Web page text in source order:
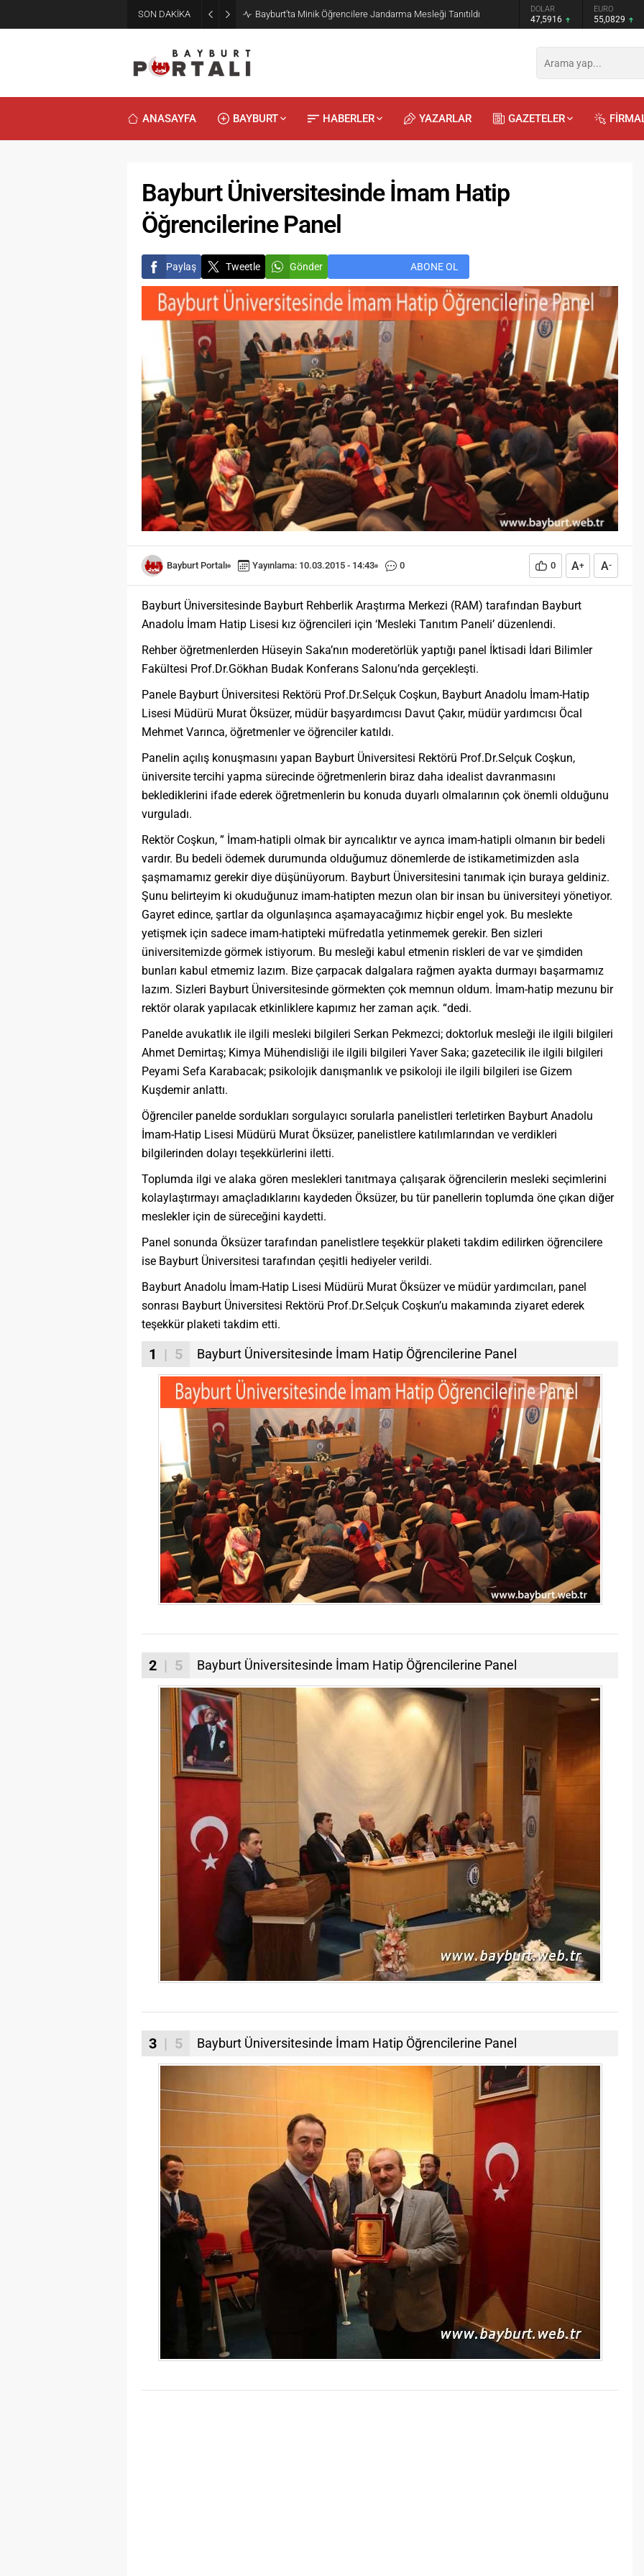
SON DAKİKA Bayburt’ta Minik Öğrencilere Jandarma Mesleği TanıtıldıGRAM ALTIN
6.521,34
DOLAR
47,5916
EURO
55,0829
ANASAYFA BAYBURT HABERLER YAZARLAR GAZETELER
Bayburt Üniversitesinde İmam Hatip
Öğrencilerine Panel
Paylaş Tweetle Gönder ABONE OL
Bayburt Portalı Yayınlama: 10.03.2015 - 14:43 0 0 A+ A-
Bayburt Üniversitesinde Bayburt Rehberlik Araştırma Merkezi (RAM) tarafından Bayburt
Anadolu İmam Hatip Lisesi kız öğrencileri için ‘Mesleki Tanıtım Paneli’ düzenlendi.
Rehber öğretmenlerden Hüseyin Saka’nın moderetörlük yaptığı panel İktisadi İdari Bilimler
Fakültesi Prof.Dr.Gökhan Budak Konferans Salonu’nda gerçekleşti.
Panele Bayburt Üniversitesi Rektörü Prof.Dr.Selçuk Coşkun, Bayburt Anadolu İmam-Hatip
Lisesi Müdürü Murat Öksüzer, müdür başyardımcısı Davut Çakır, müdür yardımcısı Öcal
Mehmet Varınca, öğretmenler ve öğrenciler katıldı.
Panelin açılış konuşmasını yapan Bayburt Üniversitesi Rektörü Prof.Dr.Selçuk Coşkun,
üniversite tercihi yapma sürecinde öğretmenlerin biraz daha idealist davranmasını
beklediklerini ifade ederek öğretmenlerin bu konuda duyarlı olmalarının çok önemli olduğunu
vurguladı.
Rektör Coşkun, ” İmam-hatipli olmak bir ayrıcalıktır ve ayrıca imam-hatipli olmanın bir bedeli
vardır. Bu bedeli ödemek durumunda olduğumuz dönemlerde de istikametimizden asla
şaşmamamız gerekir diye düşünüyorum. Bayburt Üniversitesini tanımak için buraya geldiniz.
Şunu belirteyim ki okuduğunuz imam-hatipten mezun olan bir insan bu üniversiteyi yönetiyor.
Gayret edince, şartlar da olgunlaşınca aşamayacağımız hiçbir engel yok. Bu meslekte
yetişmek için sadece imam-hatipteki müfredatla yetinmemek gerekir. Ben sizleri
üniversitemizde görmek istiyorum. Bu mesleği kabul etmenin riskleri de var ve şimdiden
bunları kabul etmemiz lazım. Bize çarpacak dalgalara rağmen ayakta durmayı başarmamız
lazım. Sizleri Bayburt Üniversitesinde görmekten çok memnun oldum. İmam-hatip mezunu bir
rektör olarak yapılacak etkinliklere kapımız her zaman açık. “dedi.
Panelde avukatlık ile ilgili mesleki bilgileri Serkan Pekmezci; doktorluk mesleği ile ilgili bilgileri
Ahmet Demirtaş; Kimya Mühendisliği ile ilgili bilgileri Yaver Saka; gazetecilik ile ilgili bilgileri
Peyami Sefa Karabacak; psikolojik danışmanlık ve psikoloji ile ilgili bilgileri ise Gizem
Kuşdemir anlattı.
Öğrenciler panelde sordukları sorgulayıcı sorularla panelistleri terletirken Bayburt Anadolu
İmam-Hatip Lisesi Müdürü Murat Öksüzer, panelistlere katılımlarından ve verdikleri
bilgilerinden dolayı teşekkürlerini iletti.
Toplumda ilgi ve alaka gören meslekleri tanıtmaya çalışarak öğrencilerin mesleki seçimlerini
kolaylaştırmayı amaçladıklarını kaydeden Öksüzer, bu tür panellerin toplumda öne çıkan diğer
meslekler için de süreceğini kaydetti.
Panel sonunda Öksüzer tarafından panelistlere teşekkür plaketi takdim edilirken öğrencilere
ise Bayburt Üniversitesi tarafından çeşitli hediyeler verildi.
Bayburt Anadolu İmam-Hatip Lisesi Müdürü Murat Öksüzer ve müdür yardımcıları, panel
sonrası Bayburt Üniversitesi Rektörü Prof.Dr.Selçuk Coşkun’u makamında ziyaret ederek
teşekkür plaketi takdim etti.
1 | 5 Bayburt Üniversitesinde İmam Hatip Öğrencilerine Panel
2 | 5 Bayburt Üniversitesinde İmam Hatip Öğrencilerine Panel
3 | 5 Bayburt Üniversitesinde İmam Hatip Öğrencilerine Panel
Duyularla mı, Duygularla mı
Öğreniriz?
Öğrenme, istisnasız tüm
toplumların gelişiminde ve
değişiminde geniş yer etmiş
hayati öneme sahip bir olgu
olarak tarih boyunca konu olmuş
temel bir insan işlevidir.
Öğrenme eğitim bilimcilerce
kişinin çevresi ile etkileşimi
sonucunda meydana gelen kalıcı
izli bilişsel, duyuşsal ve
davranışsal...